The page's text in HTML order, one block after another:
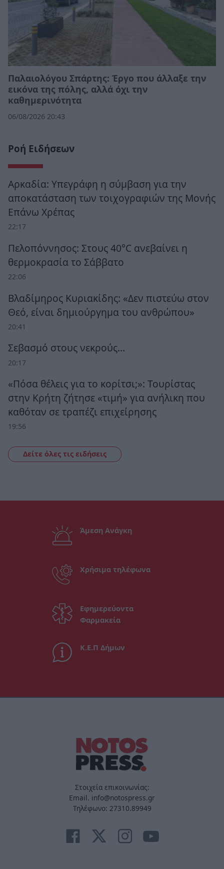
Παλαιολόγου Σπάρτης: Έργο που άλλαξε την
εικόνα της πόλης, αλλά όχι την
καθημερινότητα
06/08/2026 20:43
Ροή Ειδήσεων
Αρκαδία: Υπεγράφη η σύμβαση για την
αποκατάσταση των τοιχογραφιών της Μονής
Επάνω Χρέπας
22:17
Πελοπόννησος: Στους 40°C ανεβαίνει η
θερμοκρασία το Σάββατο
22:06
Βλαδίμηρος Κυριακίδης: «Δεν πιστεύω στον
Θεό, είναι δημιούργημα του ανθρώπου»
20:41
Σεβασμό στους νεκρούς…
20:17
«Πόσα θέλεις για το κορίτσι;»: Τουρίστας
στην Κρήτη ζήτησε «τιμή» για ανήλικη που
καθόταν σε τραπέζι επιχείρησης
19:56
Δείτε όλες τις ειδήσεις
Άμεση Ανάγκη
Χρήσιμα τηλέφωνα
Εφημερεύοντα
Φαρμακεία
Κ.Ε.Π Δήμων
Στοιχεία επικοινωνίας:
Email. info@notospress.gr
Τηλέφωνο: 27310.89949